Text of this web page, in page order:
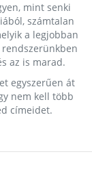
mint senki
számtalan
a legjobban
az is marad.
egyszerűen át
nem kell több
címeidet.